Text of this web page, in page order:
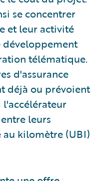
se concentrer
et leur activité
développement
télématique.
d'assurance
déjà ou prévoient
leurs
au kilomètre (UBI)